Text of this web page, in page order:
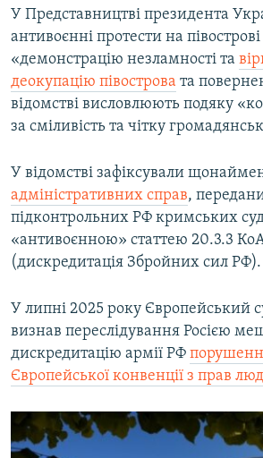
У Представництві президента
антивоєнні протести на
«демонстрацію незламності та
деокупацію півострова та
відомстві висловлюють подяку
за сміливість та чітку
У відомстві зафіксували
адміністративних справ,
підконтрольних РФ кримських
«антивоєнною» статтею 20.3.3
(дискредитація Збройних сил РФ).
У липні 2025 року Європейський
визнав переслідування Росією
дискредитацію армії РФ
Європейської конвенції з прав